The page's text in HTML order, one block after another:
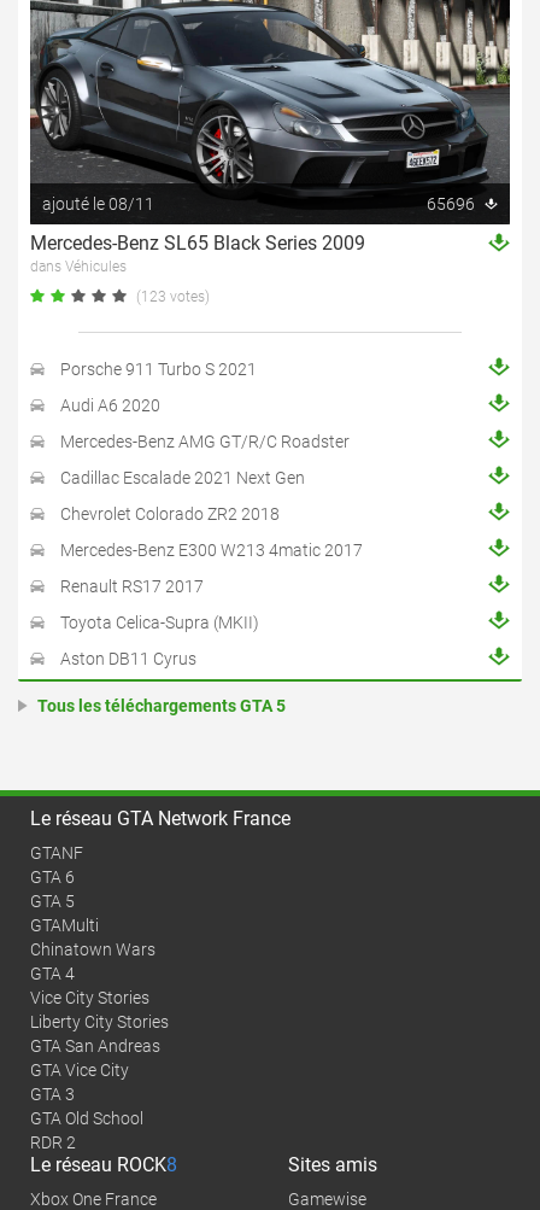
ajouté le 08/11 65696
Mercedes-Benz SL65 Black Series 2009
dans Véhicules
(123 votes)
Porsche 911 Turbo S 2021
Audi A6 2020
Mercedes-Benz AMG GT/R/C Roadster
Cadillac Escalade 2021 Next Gen
Chevrolet Colorado ZR2 2018
Mercedes-Benz E300 W213 4matic 2017
Renault RS17 2017
Toyota Celica-Supra (MKII)
Aston DB11 Cyrus
Tous les téléchargements GTA 5
Le réseau GTA Network France
GTANF
GTA 6
GTA 5
GTAMulti
Chinatown Wars
GTA 4
Vice City Stories
Liberty City Stories
GTA San Andreas
GTA Vice City
GTA 3
GTA Old School
RDR 2
Le réseau ROCK8
Xbox One France
Sites amis
Gamewise